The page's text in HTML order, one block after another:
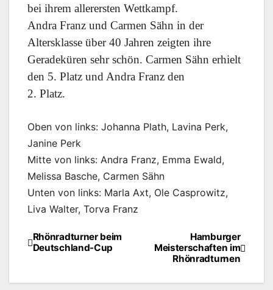
bei ihrem allerersten Wettkampf.
Andra Franz und Carmen Sähn in der
Altersklasse über 40 Jahren zeigten ihre
Geradeküren sehr schön. Carmen Sähn erhielt
den 5. Platz und Andra Franz den
2. Platz.
Oben von links: Johanna Plath, Lavina Perk,
Janine Perk
Mitte von links: Andra Franz, Emma Ewald,
Melissa Basche, Carmen Sähn
Unten von links: Marla Axt, Ole Casprowitz,
Liva Walter, Torva Franz
Beitragsnavigation Hamburger
Meisterschaften im
Rhönradturnen
Rhönradturner beim
Deutschland-Cup